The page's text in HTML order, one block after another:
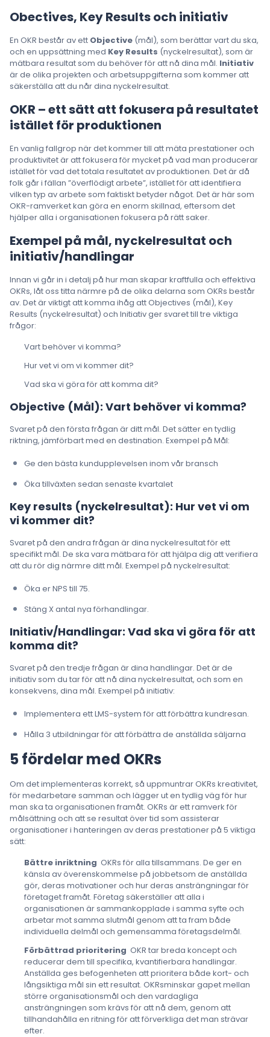
Obectives, Key Results och initiativ
En OKR består av ett Objective (mål), som berättar vart du ska,
och en uppsättning med Key Results (nyckelresultat), som är
mätbara resultat som du behöver för att nå dina mål. Initiativ
är de olika projekten och arbetsuppgifterna som kommer att
säkerställa att du når dina nyckelresultat.
OKR – ett sätt att fokusera på resultatet
istället för produktionen
En vanlig fallgrop när det kommer till att mäta prestationer och
produktivitet är att fokusera för mycket på vad man producerar
istället för vad det totala resultatet av produktionen. Det är då
folk går i fällan ”överflödigt arbete”, istället för att identifiera
vilken typ av arbete som faktiskt betyder något. Det är här som
OKR-ramverket kan göra en enorm skillnad, eftersom det
hjälper alla i organisationen fokusera på rätt saker.
Exempel på mål, nyckelresultat och
initiativ/handlingar
Innan vi går in i detalj på hur man skapar kraftfulla och effektiva
OKRs, låt oss titta närmre på de olika delarna som OKRs består
av. Det är viktigt att komma ihåg att Objectives (mål), Key
Results (nyckelresultat) och Initiativ ger svaret till tre viktiga
frågor:
Vart behöver vi komma?
Hur vet vi om vi kommer dit?
Vad ska vi göra för att komma dit?
Objective (Mål): Vart behöver vi komma?
Svaret på den första frågan är ditt mål. Det sätter en tydlig
riktning, jämförbart med en destination. Exempel på Mål:
Ge den bästa kundupplevelsen inom vår bransch
Öka tillväxten sedan senaste kvartalet
Key results (nyckelresultat): Hur vet vi om
vi kommer dit?
Svaret på den andra frågan är dina nyckelresultat för ett
specifikt mål. De ska vara mätbara för att hjälpa dig att verifiera
att du rör dig närmre ditt mål. Exempel på nyckelresultat:
Öka er NPS till 75.
Stäng X antal nya förhandlingar.
Initiativ/Handlingar: Vad ska vi göra för att
komma dit?
Svaret på den tredje frågan är dina handlingar. Det är de
initiativ som du tar för att nå dina nyckelresultat, och som en
konsekvens, dina mål. Exempel på initiativ:
Implementera ett LMS-system för att förbättra kundresan.
Hålla 3 utbildningar för att förbättra de anställda säljarna
5 fördelar med OKRs
Om det implementeras korrekt, så uppmuntrar OKRs kreativitet,
för medarbetare samman och lägger ut en tydlig väg för hur
man ska ta organisationen framåt. OKRs är ett ramverk för
målsättning och att se resultat över tid som assisterar
organisationer i hanteringen av deras prestationer på 5 viktiga
sätt:
Bättre inriktning OKRs för alla tillsammans. De ger en
känsla av överenskommelse på jobbetsom de anställda
gör, deras motivationer och hur deras ansträngningar för
företaget framåt. Företag säkerställer att alla i
organisationen är sammankopplade i samma syfte och
arbetar mot samma slutmål genom att ta fram både
individuella delmål och gemensamma företagsdelmål.
Förbättrad prioritering OKR tar breda koncept och
reducerar dem till specifika, kvantifierbara handlingar.
Anställda ges befogenheten att prioritera både kort- och
långsiktiga mål sin ett resultat. OKRsminskar gapet mellan
större organisationsmål och den vardagliga
ansträngningen som krävs för att nå dem, genom att
tillhandahålla en ritning för att förverkliga det man strävar
efter.